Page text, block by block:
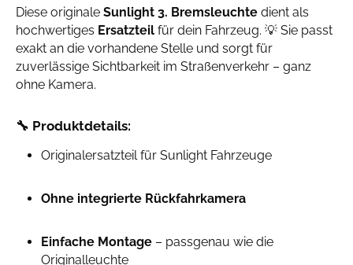
Diese originale Sunlight 3. Bremsleuchte dient als
hochwertiges Ersatzteil für dein Fahrzeug. 💡 Sie passt
exakt an die vorhandene Stelle und sorgt für
zuverlässige Sichtbarkeit im Straßenverkehr – ganz
ohne Kamera.
🔧 Produktdetails:
Originalersatzteil für Sunlight Fahrzeuge
Ohne integrierte Rückfahrkamera
Einfache Montage – passgenau wie die
Originalleuchte